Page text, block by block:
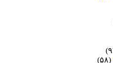
(۵۸)